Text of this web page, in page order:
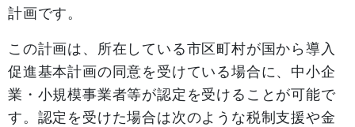
計画です。
この計画は、所在している市区町村が国から導入
促進基本計画の同意を受けている場合に、中小企
業・小規模事業者等が認定を受けることが可能で
す。認定を受けた場合は次のような税制支援や金